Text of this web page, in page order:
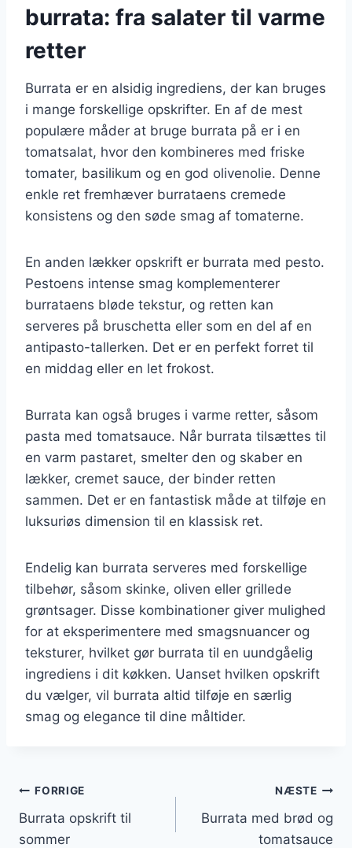
burrata: fra salater til varme
retter
Burrata er en alsidig ingrediens, der kan bruges
i mange forskellige opskrifter. En af de mest
populære måder at bruge burrata på er i en
tomatsalat, hvor den kombineres med friske
tomater, basilikum og en god olivenolie. Denne
enkle ret fremhæver burrataens cremede
konsistens og den søde smag af tomaterne.
En anden lækker opskrift er burrata med pesto.
Pestoens intense smag komplementerer
burrataens bløde tekstur, og retten kan
serveres på bruschetta eller som en del af en
antipasto-tallerken. Det er en perfekt forret til
en middag eller en let frokost.
Burrata kan også bruges i varme retter, såsom
pasta med tomatsauce. Når burrata tilsættes til
en varm pastaret, smelter den og skaber en
lækker, cremet sauce, der binder retten
sammen. Det er en fantastisk måde at tilføje en
luksuriøs dimension til en klassisk ret.
Endelig kan burrata serveres med forskellige
tilbehør, såsom skinke, oliven eller grillede
grøntsager. Disse kombinationer giver mulighed
for at eksperimentere med smagsnuancer og
teksturer, hvilket gør burrata til en uundgåelig
ingrediens i dit køkken. Uanset hvilken opskrift
du vælger, vil burrata altid tilføje en særlig
smag og elegance til dine måltider.
Indlægsnavigation
FORRIGE
Burrata opskrift til
sommer
NÆSTE
Burrata med brød og
tomatsauce